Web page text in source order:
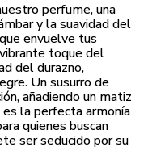
perfume, una
y la suavidad del
envuelve tus
toque del
del durazno,
Un susurro de
añadiendo un matiz
la perfecta armonía
quienes buscan
ser seducido por su